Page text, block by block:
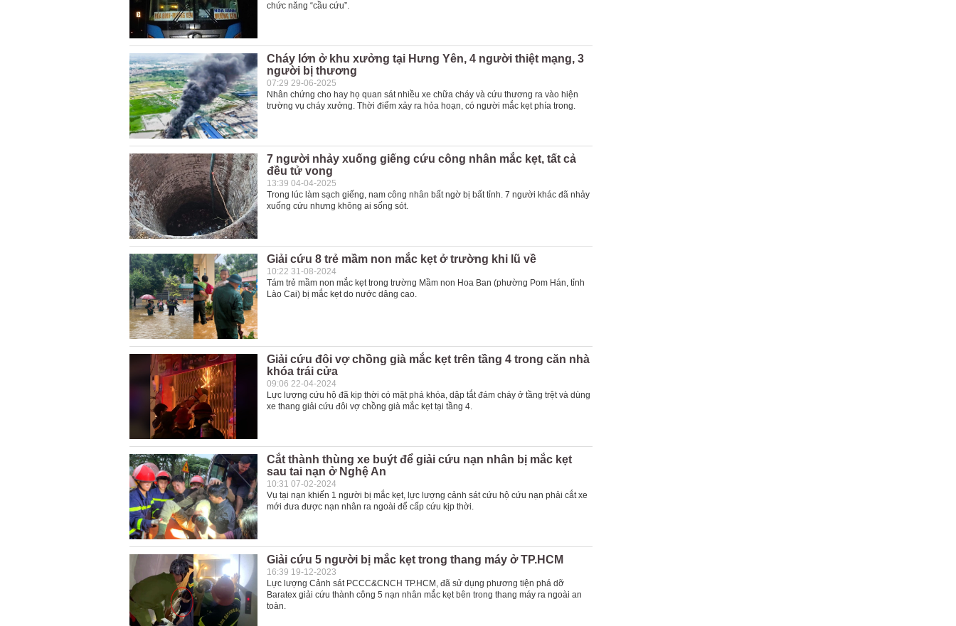
chức năng “cầu cứu”.
Cháy lớn ở khu xưởng tại Hưng Yên, 4 người thiệt mạng, 3
người bị thương
07:29 29-06-2025
Nhân chứng cho hay họ quan sát nhiều xe chữa cháy và cứu thương ra vào hiện
trường vụ cháy xưởng. Thời điểm xảy ra hỏa hoạn, có người mắc kẹt phía trong.
7 người nhảy xuống giếng cứu công nhân mắc kẹt, tất cả
đều tử vong
13:39 04-04-2025
Trong lúc làm sạch giếng, nam công nhân bất ngờ bị bất tỉnh. 7 người khác đã nhảy
xuống cứu nhưng không ai sống sót.
Giải cứu 8 trẻ mầm non mắc kẹt ở trường khi lũ về
10:22 31-08-2024
Tám trẻ mầm non mắc kẹt trong trường Mầm non Hoa Ban (phường Pom Hán, tỉnh
Lào Cai) bị mắc kẹt do nước dâng cao.
Giải cứu đôi vợ chồng già mắc kẹt trên tầng 4 trong căn nhà
khóa trái cửa
09:06 22-04-2024
Lực lượng cứu hộ đã kịp thời có mặt phá khóa, dập tắt đám cháy ở tầng trệt và dùng
xe thang giải cứu đôi vợ chồng già mắc kẹt tại tầng 4.
Cắt thành thùng xe buýt để giải cứu nạn nhân bị mắc kẹt
sau tai nạn ở Nghệ An
10:31 07-02-2024
Vụ tại nạn khiến 1 người bị mắc kẹt, lực lượng cảnh sát cứu hộ cứu nạn phải cắt xe
mới đưa được nạn nhân ra ngoài để cấp cứu kịp thời.
Giải cứu 5 người bị mắc kẹt trong thang máy ở TP.HCM
16:39 19-12-2023
Lực lượng Cảnh sát PCCC&CNCH TP.HCM, đã sử dụng phương tiện phá dỡ
Baratex giải cứu thành công 5 nạn nhân mắc kẹt bên trong thang máy ra ngoài an
toàn.